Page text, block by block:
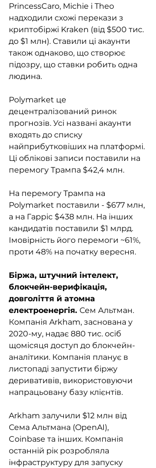
PrincessCaro, Michie і Theo
надходили схожі перекази з
криптобіржі Kraken (від $500 тис.
до $1 млн). Ставили ці акаунти
також однаково, що створює
підозру, що ставки робить одна
людина.
Polymarket це
децентралізований ринок
прогнозів. Усі названі акаунти
входять до списку
найприбутковіших на платформі.
Ці облікові записи поставили на
перемогу Трампа $42,4 млн.
На перемогу Трампа на
Polymarket поставили - $677 млн,
а на Гарріс $438 млн. На інших
кандидатів поставили $1 млрд.
Імовірність його перемоги ~61%,
проти 48% на початку вересня.
Біржа, штучний інтелект,
блокчейн-верифікація,
довголіття й атомна
електроенергія. Сем Альтман.
Компанія Arkham, заснована у
2020-му, надає 880 тис. осіб
щомісяця доступ до блокчейн-
аналітики. Компанія планує в
листопаді запустити біржу
деривативів, використовуючи
напрацьовану базу клієнтів.
Arkham залучили $12 млн від
Сема Альтмана (OpenAI),
Coinbase та інших. Компанія
останній рік розробляла
інфраструктуру для запуску